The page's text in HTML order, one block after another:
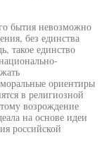
бытия невозможно
без единства
такое единство
ориентиры
в религиозной
возрождение
на основе идеи
российской